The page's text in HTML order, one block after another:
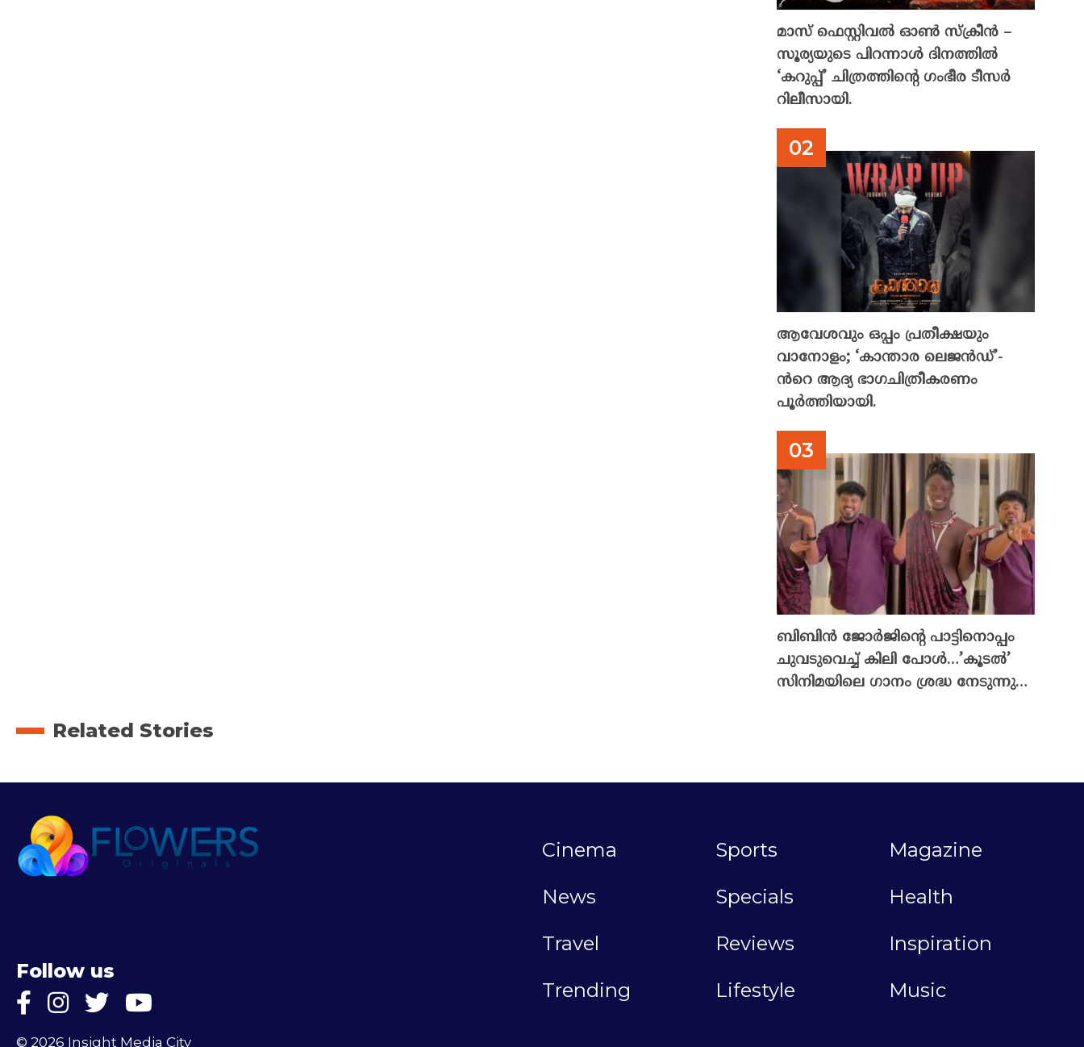
മാസ് ഫെസ്റ്റിവൽ ഓൺ സ്‌ക്രീൻ –
സൂര്യയുടെ പിറന്നാൾ ദിനത്തിൽ
‘കറുപ്പ്’ ചിത്രത്തിന്റെ ഗംഭീര ടീസർ
റിലീസായി.
ആവേശവും ഒപ്പം പ്രതീക്ഷയും
വാനോളം; ‘കാന്താര ലെജൻഡ്’-
ൻറെ ആദ്യ ഭാഗചിത്രീകരണം
പൂർത്തിയായി.
ബിബിൻ ജോർജിന്റെ പാട്ടിനൊപ്പം
ചുവടുവെച്ച് കിലി പോൾ…’കൂടൽ’
സിനിമയിലെ ഗാനം ശ്രദ്ധ നേടുന്നു…
Related Stories
Follow us
© 2026 Insight Media City
Cinema Sports
Magazine
News
Specials
Health
Travel
Reviews
Inspiration
Trending
Lifestyle Music